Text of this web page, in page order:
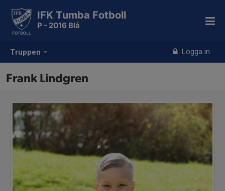
Truppen Logga in
IFK Tumba Fotboll
P - 2016 Blå
Frank Lindgren